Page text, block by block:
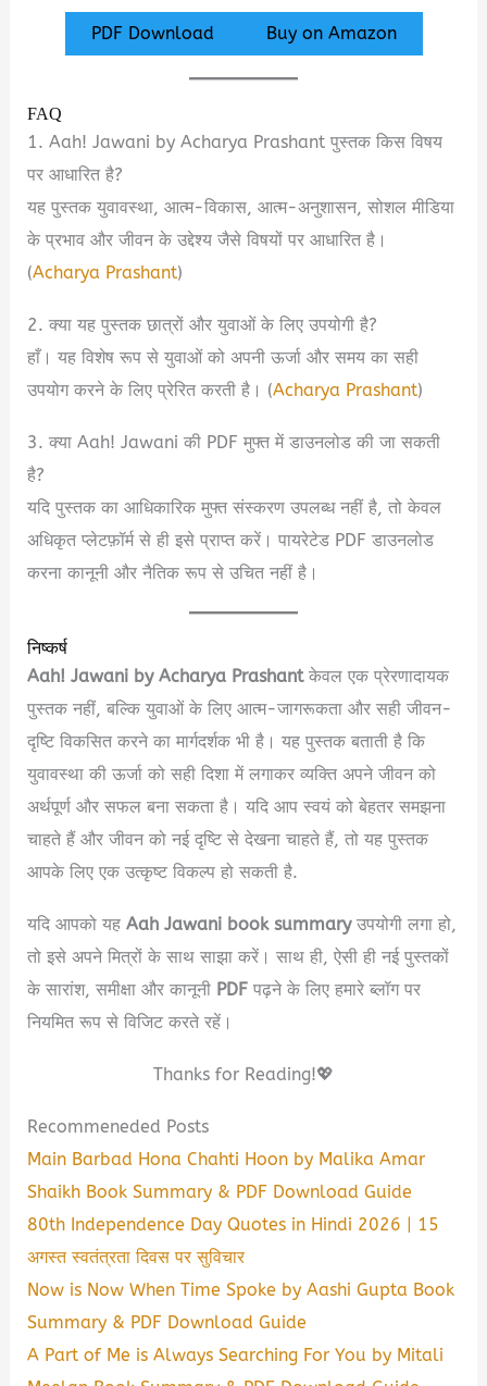
PDF Download Buy on Amazon
FAQ
1. Aah! Jawani by Acharya Prashant पुस्तक किस विषय
पर आधारित है?
यह पुस्तक युवावस्था, आत्म-विकास, आत्म-अनुशासन, सोशल मीडिया
के प्रभाव और जीवन के उद्देश्य जैसे विषयों पर आधारित है।
(Acharya Prashant)
2. क्या यह पुस्तक छात्रों और युवाओं के लिए उपयोगी है?
हाँ। यह विशेष रूप से युवाओं को अपनी ऊर्जा और समय का सही
उपयोग करने के लिए प्रेरित करती है। (Acharya Prashant)
3. क्या Aah! Jawani की PDF मुफ्त में डाउनलोड की जा सकती
है?
यदि पुस्तक का आधिकारिक मुफ्त संस्करण उपलब्ध नहीं है, तो केवल
अधिकृत प्लेटफ़ॉर्म से ही इसे प्राप्त करें। पायरेटेड PDF डाउनलोड
करना कानूनी और नैतिक रूप से उचित नहीं है।
निष्कर्ष
Aah! Jawani by Acharya Prashantकेवल एक प्रेरणादायक
पुस्तक नहीं, बल्कि युवाओं के लिए आत्म-जागरूकता और सही जीवन-
दृष्टि विकसित करने का मार्गदर्शक भी है। यह पुस्तक बताती है कि
युवावस्था की ऊर्जा को सही दिशा में लगाकर व्यक्ति अपने जीवन को
अर्थपूर्ण और सफल बना सकता है। यदि आप स्वयं को बेहतर समझना
चाहते हैं और जीवन को नई दृष्टि से देखना चाहते हैं, तो यह पुस्तक
आपके लिए एक उत्कृष्ट विकल्प हो सकती है.
यदि आपको यहAah Jawani book summaryउपयोगी लगा हो,
तो इसे अपने मित्रों के साथ साझा करें। साथ ही, ऐसी ही नई पुस्तकों
के सारांश, समीक्षा और कानूनी PDF पढ़ने के लिए हमारे ब्लॉग पर
नियमित रूप से विजिट करते रहें।
Thanks for Reading!💖
Recommeneded Posts
Main Barbad Hona Chahti Hoon by Malika Amar
Shaikh Book Summary & PDF Download Guide
80th Independence Day Quotes in Hindi 2026 | 15
अगस्त स्वतंत्रता दिवस पर सुविचार
Now is Now When Time Spoke by Aashi Gupta Book
Summary & PDF Download Guide
A Part of Me is Always Searching For You by Mitali